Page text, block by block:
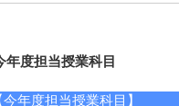
年度担当授業科目
今年度担当授業科目】